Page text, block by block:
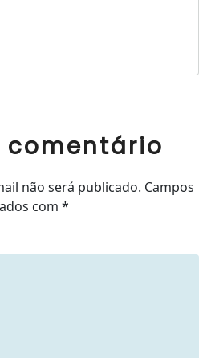
comentário
não será publicado. Campos
com *